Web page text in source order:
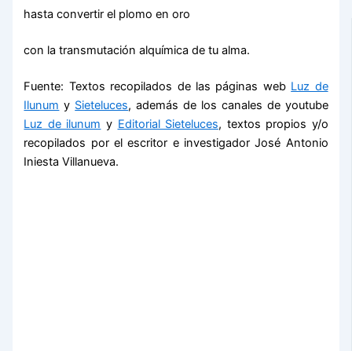
hasta convertir el plomo en oro
con la transmutación alquímica de tu alma.
Fuente: Textos recopilados de las páginas web Luz de
Ilunum y Sieteluces, además de los canales de youtube
Luz de ilunum y Editorial Sieteluces, textos propios y/o
recopilados por el escritor e investigador José Antonio
Iniesta Villanueva.